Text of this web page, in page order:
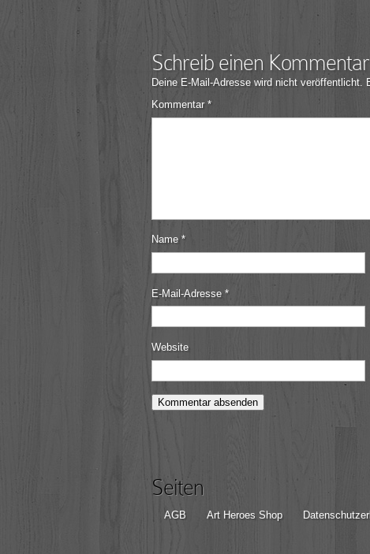
Schreib einen Kommentar
Deine E-Mail-Adresse wird nicht veröffentlicht.
Kommentar *
Name *
E-Mail-Adresse *
Website
Seiten
AGB Art Heroes Shop